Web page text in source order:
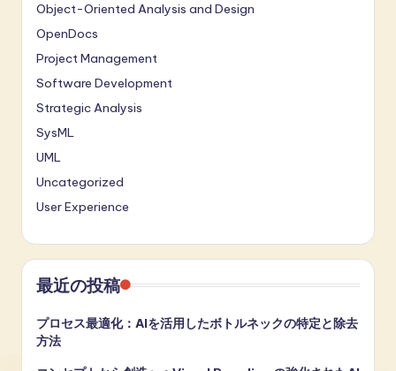
Object-Oriented Analysis and Design
OpenDocs
Project Management
Software Development
Strategic Analysis
SysML
UML
Uncategorized
User Experience
最近の投稿
プロセス最適化：AIを活用したボトルネックの特定と除去
方法